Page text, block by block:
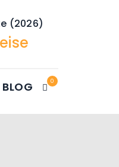
(2026)
BLOG 0